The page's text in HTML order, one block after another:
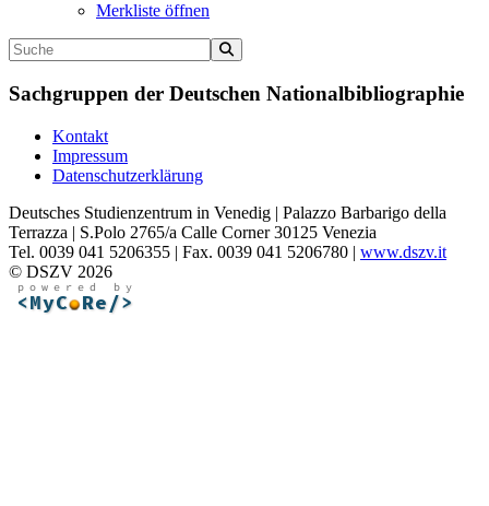
Merkliste öffnen
Sachgruppen der Deutschen Nationalbibliographie
Kontakt
Impressum
Datenschutzerklärung
Deutsches Studienzentrum in Venedig | Palazzo Barbarigo della
Terrazza | S.Polo 2765/a Calle Corner 30125 Venezia
Tel. 0039 041 5206355 | Fax. 0039 041 5206780 | www.dszv.it
© DSZV 2026